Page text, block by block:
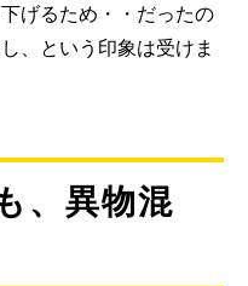
げるため・・だったの
、という印象は受けま
、異物混